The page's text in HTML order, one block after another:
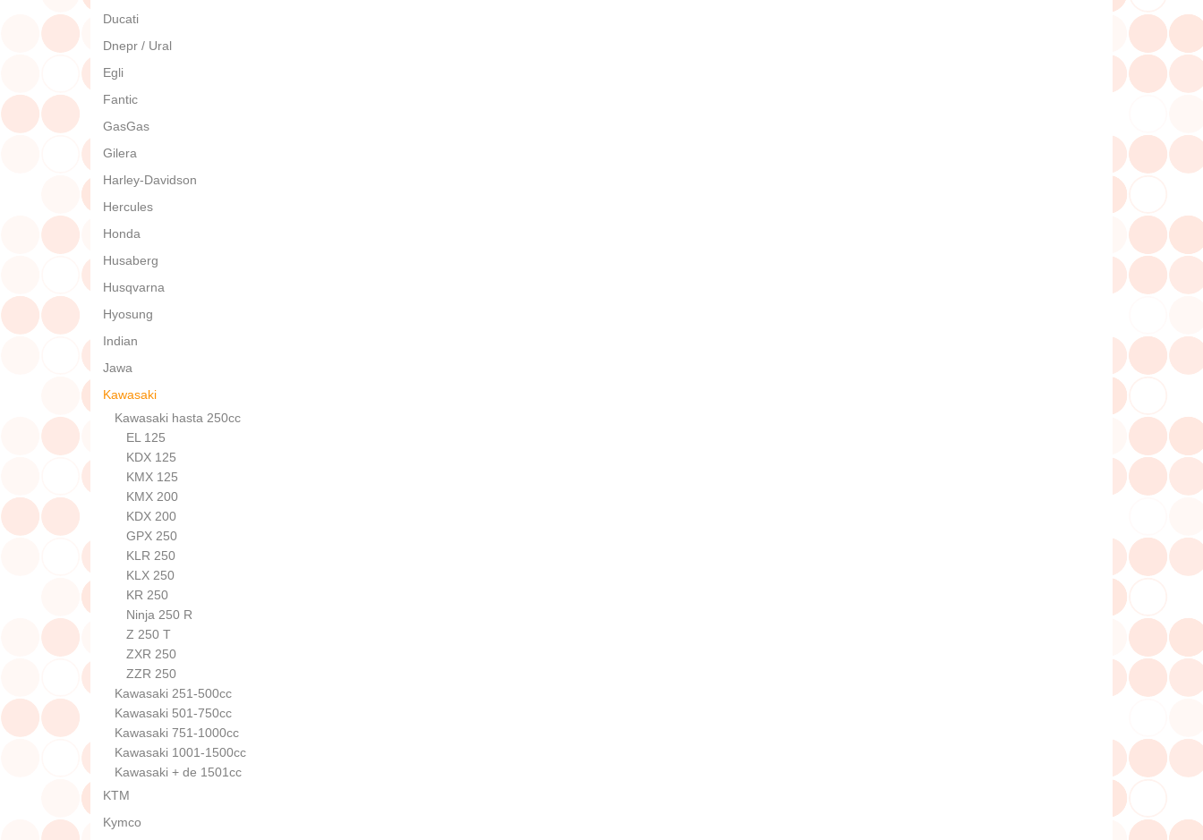
Ducati
Dnepr / Ural
Egli
Fantic
GasGas
Gilera
Harley-Davidson
Hercules
Honda
Husaberg
Husqvarna
Hyosung
Indian
Jawa
Kawasaki
Kawasaki hasta 250cc
EL 125
KDX 125
KMX 125
KMX 200
KDX 200
GPX 250
KLR 250
KLX 250
KR 250
Ninja 250 R
Z 250 T
ZXR 250
ZZR 250
Kawasaki 251-500cc
Kawasaki 501-750cc
Kawasaki 751-1000cc
Kawasaki 1001-1500cc
Kawasaki + de 1501cc
KTM
Kymco